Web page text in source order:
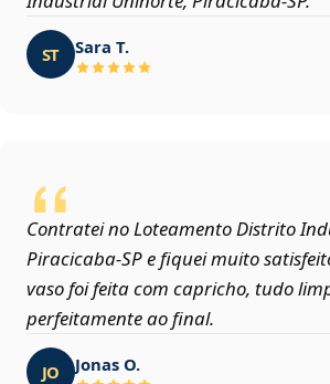
ST Sara T.
Contratei no Loteamento Distrito
Piracicaba‑SP e fiquei muito
vaso foi feita com capricho, tudo
perfeitamente ao final.
JO Jonas O.